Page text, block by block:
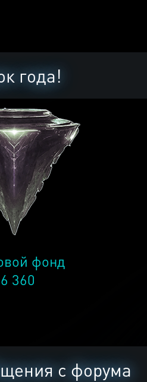
года!
фонд
360
с форума